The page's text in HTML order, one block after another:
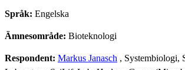
Språk: Engelska
Ämnesområde: Bioteknologi
Respondent: Markus Janasch , Systembiologi,